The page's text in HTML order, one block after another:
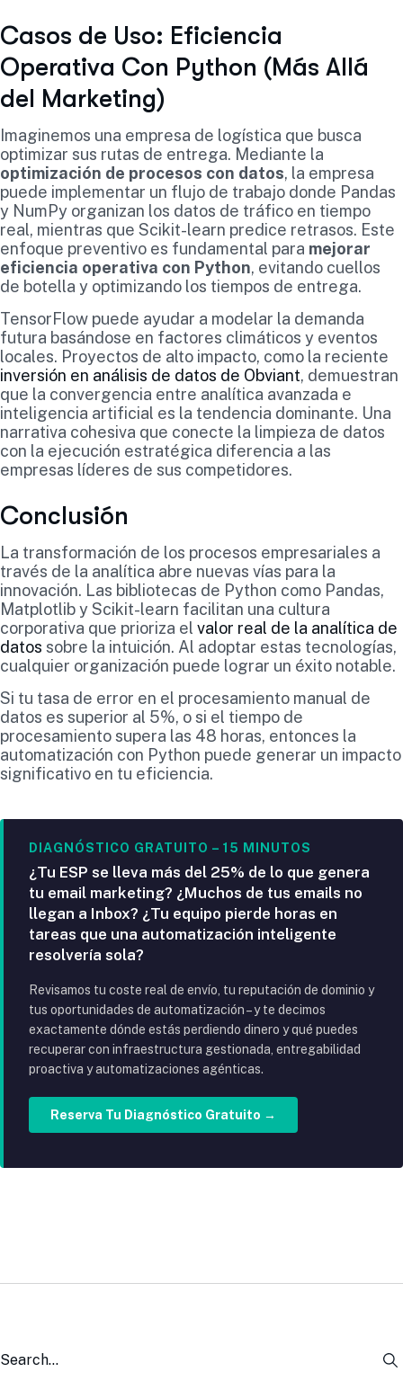
Casos de Uso: Eficiencia
Operativa Con Python (Más Allá
del Marketing)
Imaginemos una empresa de logística que busca
optimizar sus rutas de entrega. Mediante la
optimización de procesos con datos, la empresa
puede implementar un flujo de trabajo donde Pandas
y NumPy organizan los datos de tráfico en tiempo
real, mientras que Scikit-learn predice retrasos. Este
enfoque preventivo es fundamental para mejorar
eficiencia operativa con Python, evitando cuellos
de botella y optimizando los tiempos de entrega.
TensorFlow puede ayudar a modelar la demanda
futura basándose en factores climáticos y eventos
locales. Proyectos de alto impacto, como la reciente
inversión en análisis de datos de Obviant, demuestran
que la convergencia entre analítica avanzada e
inteligencia artificial es la tendencia dominante. Una
narrativa cohesiva que conecte la limpieza de datos
con la ejecución estratégica diferencia a las
empresas líderes de sus competidores.
Conclusión
La transformación de los procesos empresariales a
través de la analítica abre nuevas vías para la
innovación. Las bibliotecas de Python como Pandas,
Matplotlib y Scikit-learn facilitan una cultura
corporativa que prioriza el valor real de la analítica de
datos sobre la intuición. Al adoptar estas tecnologías,
cualquier organización puede lograr un éxito notable.
Si tu tasa de error en el procesamiento manual de
datos es superior al 5%, o si el tiempo de
procesamiento supera las 48 horas, entonces la
automatización con Python puede generar un impacto
significativo en tu eficiencia.
DIAGNÓSTICO GRATUITO – 15 MINUTOS
¿Tu ESP se lleva más del 25% de lo que genera
tu email marketing? ¿Muchos de tus emails no
llegan a Inbox? ¿Tu equipo pierde horas en
tareas que una automatización inteligente
resolvería sola?
Revisamos tu coste real de envío, tu reputación de dominio y
tus oportunidades de automatización – y te decimos
exactamente dónde estás perdiendo dinero y qué puedes
recuperar con infraestructura gestionada, entregabilidad
proactiva y automatizaciones agénticas.
Reserva Tu Diagnóstico Gratuito →